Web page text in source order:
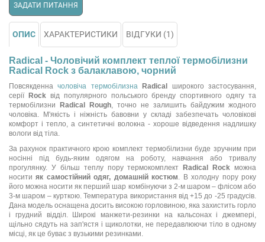
ЗАДАТИ ПИТАННЯ
ОПИС ХАРАКТЕРИСТИКИ ВІДГУКИ (1)
Radical - Чоловічий комплект теплої термобілизни
Radical Rock з балаклавою, чорний
Повсякденначоловіча термобілизна Radical широкого застосування,
серії Rockвід популярного польського бренду спортивного одягу та
термобілизни Radical Rough, точно не залишить байдужим жодного
чоловіка. М'якість і ніжність бавовни у складі забезпечать чоловікові
комфорт і тепло, а синтетичні волокна - хороше відведення надлишку
вологи від тіла.
За рахунок практичного крою комплект термобілизни буде зручним при
носінні під будь-яким одягом на роботу, навчання або тривалу
прогулянку. У більш теплу пору термокомплектRadical Rock можна
носитияк самостійний одяг, домашній костюм. В холодну пору року
його можна носити як перший шар комбінуючи з 2-м шаром – флісом або
3-м шаром – курткою. Температура використання від +15 до -25 градусів.
Дана модель оснащена досить високою горловиною, яка захистить горло
і грудний відділ. Широкі манжети-резинки на кальсонах і джемпері,
щільно сядуть на зап'ястя і щиколотки, не передавлюючи тіло в одному
місці, як це буває з вузькими резинками.